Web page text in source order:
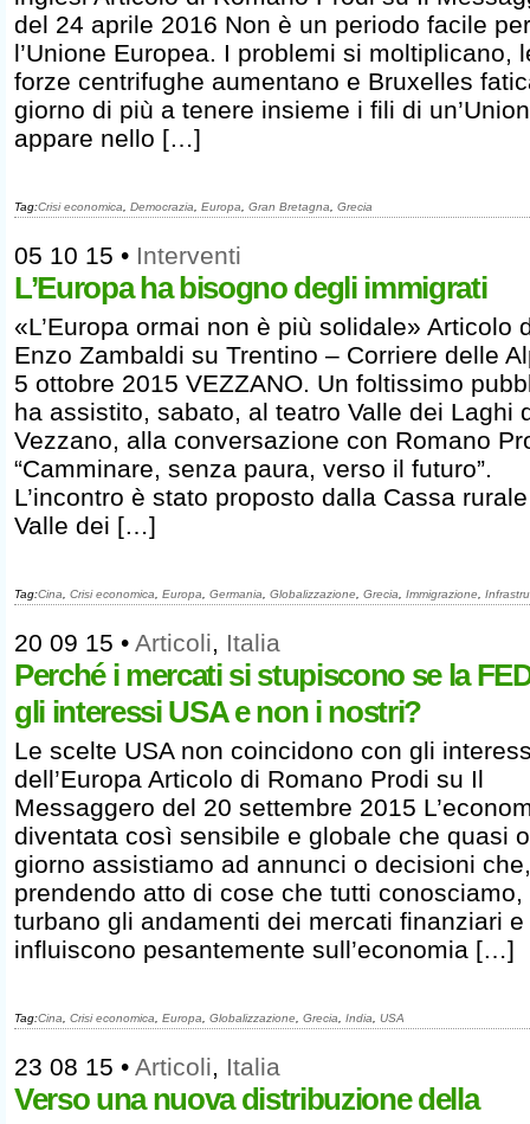
del 24 aprile 2016 Non è un periodo facile per
l’Unione Europea. I problemi si moltiplicano,
forze centrifughe aumentano e Bruxelles
giorno di più a tenere insieme i fili di
appare nello […]
Tag:Crisi economica Democrazia Europa Gran Bretagna Grecia
05 10 15 • Interventi
L’Europa ha bisogno degli immigrati
«L’Europa ormai non è più solidale» Articolo
Enzo Zambaldi su Trentino – Corriere delle
5 ottobre 2015 VEZZANO. Un foltissimo
ha assistito, sabato, al teatro Valle dei Laghi
Vezzano, alla conversazione con Romano
“Camminare, senza paura, verso il futuro”.
L’incontro è stato proposto dalla Cassa
Valle dei […]
Tag:Cina Crisi economica Europa Germania Globalizzazione Grecia Immigrazione
20 09 15 • Articoli, Italia
Perché i mercati si stupiscono se la
gli interessi USA e non i nostri?
Le scelte USA non coincidono con gli
dell’Europa Articolo di Romano Prodi su Il
Messaggero del 20 settembre 2015
diventata così sensibile e globale che quasi
giorno assistiamo ad annunci o decisioni
prendendo atto di cose che tutti conosciamo,
turbano gli andamenti dei mercati finanziari e
influiscono pesantemente sull’economia […]
Tag:Cina Crisi economica Europa Globalizzazione Grecia India USA
23 08 15 • Articoli, Italia
Verso una nuova distribuzione della